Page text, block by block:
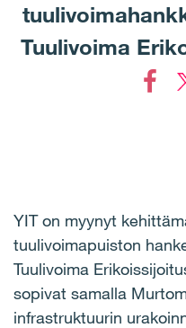
Tuulivoima
YIT on myynyt
tuulivoimapuiston
Tuulivoima
sopivat samalla
infrastruktuurin